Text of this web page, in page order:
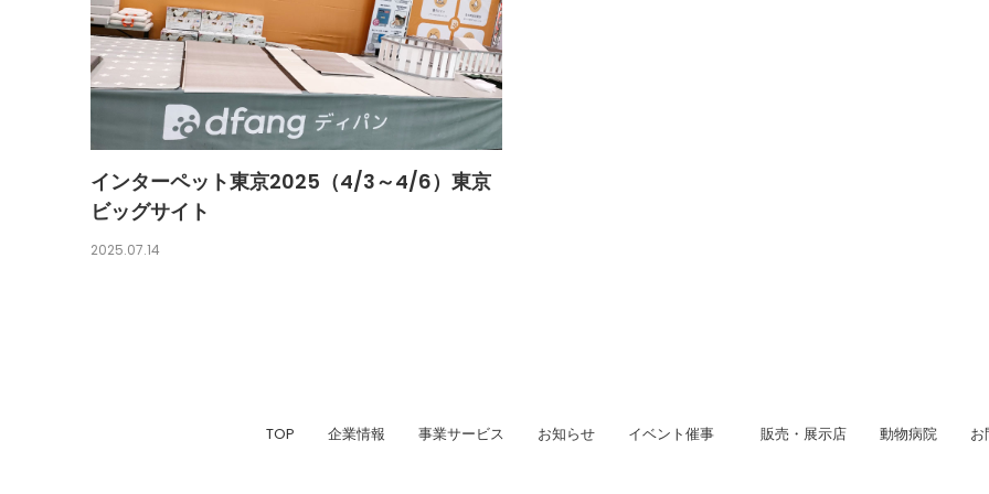
インターペット東京2025（4/3～4/6）東京
ビッグサイト
2025.07.14
TOP 企業情報 事業サービス お知らせ イベント催事 販売・展示店 動物病院 お